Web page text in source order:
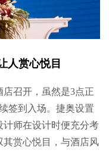
赏心悦目
召开，虽然是3点正
签到入场。捷奥设置
师在设计时便充分考
其赏心悦目，与酒店风